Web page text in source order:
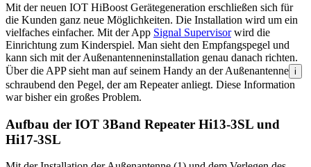
Mit der neuen IOT HiBoost Gerätegeneration erschließen sich für
die Kunden ganz neue Möglichkeiten. Die Installation wird um ein
vielfaches einfacher. Mit der App Signal Supervisorwird die
Einrichtung zum Kinderspiel. Man sieht den Empfangspegel und
kann sich mit der Außenantenneninstallation genau danach richten.
Über die APP sieht man auf seinem Handy an der Außenantenne i
schraubend den Pegel, der am Repeater anliegt. Diese Information
war bisher ein großes Problem.
Aufbau der IOT 3Band Repeater Hi13-3SL und
Hi17-3SL